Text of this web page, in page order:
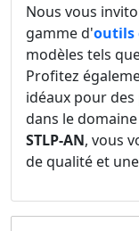
Nous vous
gamme d'outils
modèles tels
Profitez
idéaux pour
dans le
STLP-AN, vous
de qualité et